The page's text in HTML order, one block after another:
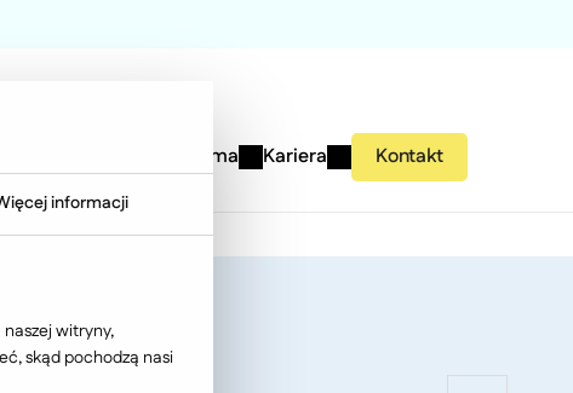
Firma Kariera Kontakt
informacji
witryny,
skąd pochodzą nasi